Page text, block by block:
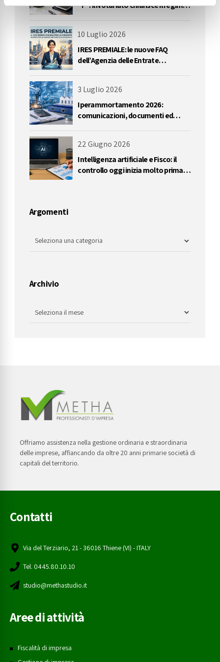
“F”: il Notariato chiarisce il regime
10 Luglio 2026
IRES PREMIALE: le nuove FAQ
dell’Agenzia delle Entrate
3 Luglio 2026
Iperammortamento 2026:
comunicazioni, documenti ed
22 Giugno 2026
Intelligenza artificiale e Fisco: il
controllo oggi inizia molto prima
Argomenti
Archivio
Offriamo assistenza nella gestione ordinaria e straordinaria
delle imprese, affiancando da oltre 20 anni primarie società di
capitali del territorio.
Contatti
Via del Terziario, 21 - 36016 Thiene (VI) - ITALY
Tel. 0445.80.10.10
studio@methastudio.it
Aree di attività
Fiscalità di impresa